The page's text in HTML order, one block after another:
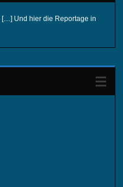
[…] Und hier die Reportage in